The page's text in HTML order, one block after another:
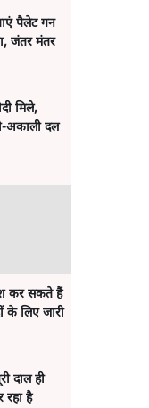
पैलेट गन
जंतर मंतर
मिले,
अकाली दल
कर सकते हैं
के लिए जारी
दाल ही
रहा है